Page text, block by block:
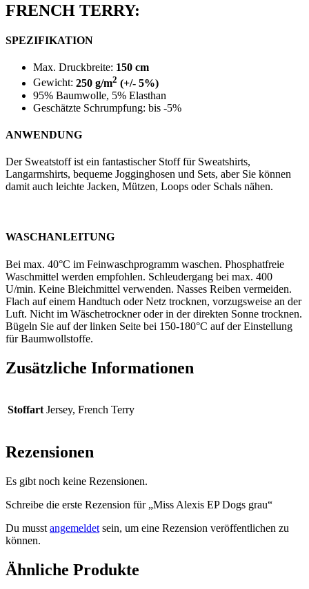
FRENCH TERRY:
SPEZIFIKATION
Max. Druckbreite: 150 cm
Gewicht: 250 g/m2 (+/- 5%)
95% Baumwolle, 5% Elasthan
Geschätzte Schrumpfung: bis -5%
ANWENDUNG
Der Sweatstoff ist ein fantastischer Stoff für Sweatshirts,
Langarmshirts, bequeme Jogginghosen und Sets, aber Sie können
damit auch leichte Jacken, Mützen, Loops oder Schals nähen.
WASCHANLEITUNG
Bei max. 40°C im Feinwaschprogramm waschen. Phosphatfreie
Waschmittel werden empfohlen. Schleudergang bei max. 400
U/min. Keine Bleichmittel verwenden. Nasses Reiben vermeiden.
Flach auf einem Handtuch oder Netz trocknen, vorzugsweise an der
Luft. Nicht im Wäschetrockner oder in der direkten Sonne trocknen.
Bügeln Sie auf der linken Seite bei 150-180°C auf der Einstellung
für Baumwollstoffe.
Zusätzliche Informationen
Stoffart Jersey, French Terry
Rezensionen
Es gibt noch keine Rezensionen.
Schreibe die erste Rezension für „Miss Alexis EP Dogs grau“
Du musst angemeldet sein, um eine Rezension veröffentlichen zu
können.
Ähnliche Produkte